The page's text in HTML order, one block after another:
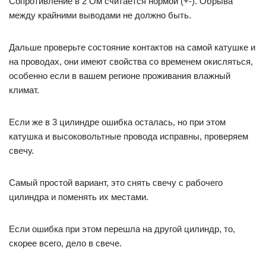
между крайними выводами не должно быть.
Дальше проверьте состояние контактов на самой катушке и
на проводах, они имеют свойства со временем окисляться,
особенно если в вашем регионе проживания влажный
климат.
Если же в 3 цилиндре ошибка осталась, но при этом
катушка и высоковольтные провода исправны, проверяем
свечу.
Самый простой вариант, это снять свечу с рабочего
цилиндра и поменять их местами.
Если ошибка при этом перешла на другой цилиндр, то,
скорее всего, дело в свече.